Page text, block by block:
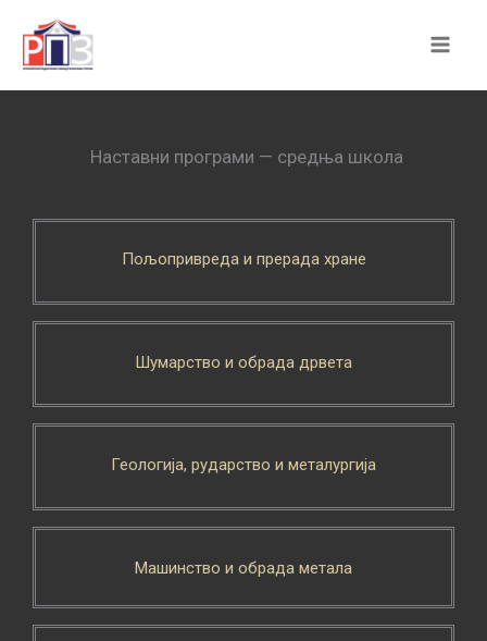
content
Наставни програми — средња школа
Пољопривреда и прерада хране
Шумарство и обрада дрвета
Геологија, рударство и металургија
Машинство и обрада метала